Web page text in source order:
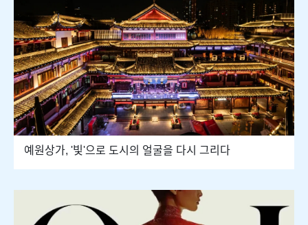
예원상가, '빛'으로 도시의 얼굴을 다시 그리다